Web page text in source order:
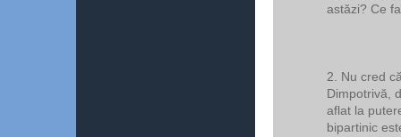
astăzi? Ce
2. Nu cred
Dimpotrivă,
aflat la
bipartinic